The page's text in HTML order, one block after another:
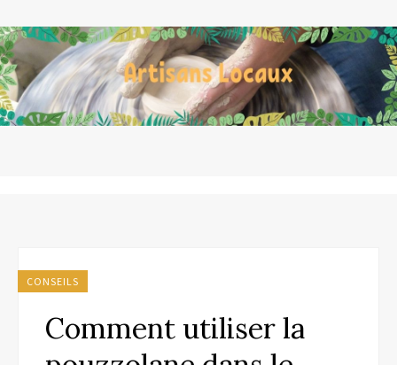
CONSEILS
Comment utiliser la